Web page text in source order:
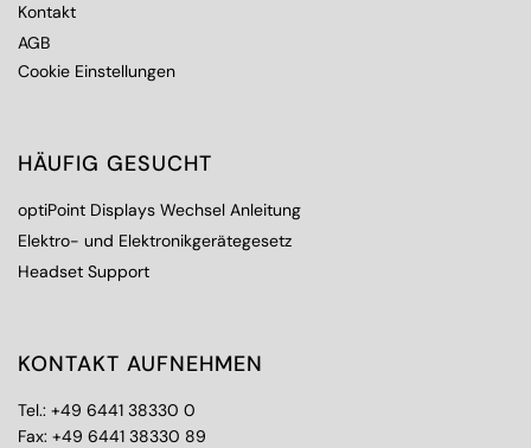
Kontakt
AGB
Cookie Einstellungen
HÄUFIG GESUCHT
optiPoint Displays Wechsel Anleitung
Elektro- und Elektronikgerätegesetz
Headset Support
KONTAKT AUFNEHMEN
Tel.: +49 6441 38330 0
Fax: +49 6441 38330 89